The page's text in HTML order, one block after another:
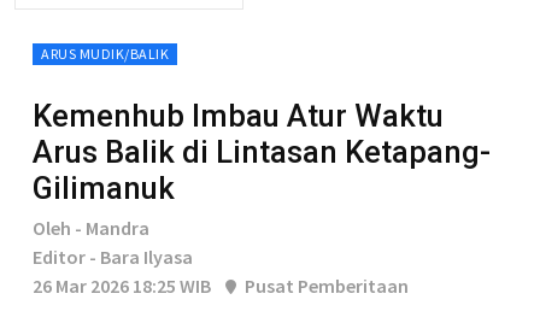
ARUS MUDIK/BALIK
Kemenhub Imbau Atur Waktu
Arus Balik di Lintasan Ketapang-
Gilimanuk
Oleh - Mandra
Editor - Bara Ilyasa
26 Mar 2026 18:25 WIB
Pusat Pemberitaan